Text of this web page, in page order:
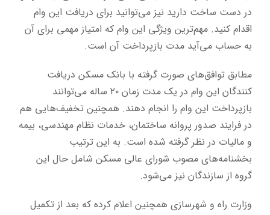
در دست ساخت دارید نیز می‌توانید برای دریافت این وام
اقدام کنید. مهم‌ترین ویژگی این وام که امتیاز مهمی برای آن
به حساب می‌آید مدت بازپرداخت آن است.
مطابق توافق‌های صورت گرفته با بانک مسکن دریافت
کنندگان این وام در یک مدت زمان ۲۰ ساله می‌توانند
بازپرداخت این وام را انجام دهند. همچنین تخفیف‌هایی هم
در فرایند صدور پروانه ساختمان، خدمات نظام مهندسی، بیمه
و مالیات در نظر گرفته شده است. به این ترتیب
بخشنامه‌های مصوب شورای عالی مسکن شامل حال این
گروه از سازندگان نیز می‌شود.
وزارت راه و شهرسازی همچنین اعلام کرده که بعد از تکمیل